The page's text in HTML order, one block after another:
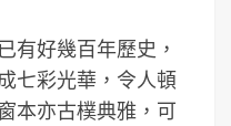
有好幾百年歷史，
七彩光華，令人頓
本亦古樸典雅，可